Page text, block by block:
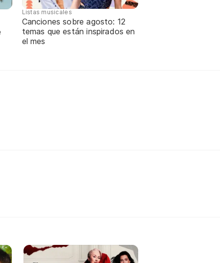
Listas musicales
Canciones sobre agosto: 12
temas que están inspirados en
el mes